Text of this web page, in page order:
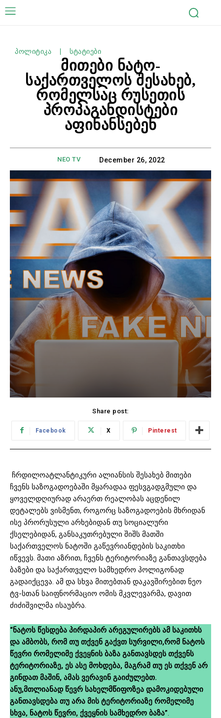
პოლიტიკა სტატიები
მითები ნატო-
საქართველოს შესახებ,
რომელსაც რუსეთის
პროპაგანდისტები
აფინანსებენ
NEO TV December 26, 2022
Share post:
Facebook X Pinterest
ჩრდილოატლანტიკური ალიანსის შესახებ მითები
ჩვენს საზოგადოებაში მყარადაა ფესვგადგმული და
ყოველდღიურად არაერთ რეალობას აცდენილ
დეტალებს ვისმენთ, როგორც საზოგადოების მხრიდან
ისე პრორუსული არხებიდან თუ სოციალური
ქსელებიდან, განსაკუთრებული შიშს მათში
საქართველოს ნატოში გაწევრიანდების საკითხი
იწვევს. მათი აზრით, ჩვენს ტერიტორიაზე განთავსდება
ბაზები და საქართველო სამხედრო პოლიგონად
გადაიქცევა. ამ და სხვა მითებთან დაკავშირებით ნეო
ტვ-სთან საიფნორმაციო ომის მკვლევარმა, დავით
ძიძიშვილმა ისაუბრა.
“ნატოს წესდება პირდაპირ არეგულირებს ამ საკითხს
და ამბობს, რომ თუ თქვენ გაქვთ სურვილი,რომ ნატოს
წევრი რომელიმე ქვეყნის ბაზა განთავსდეს თქვენს
ტერიტორიაზე, ეს ასე მოხდება, მაგრამ თუ ეს თქვენ არ
გინდათ მაშინ, ამას ვერავინ გაიძულებთ.
ანუ,მთლიანად წევრ სახელმწიფოზეა დამოკიდებული
განთავსდება თუ არა მის ტერიტორიაზე რომელიმე
სხვა, ნატოს წევრი, ქვეყნის სამხედრო ბაზა”.